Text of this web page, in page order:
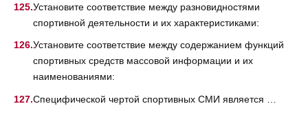
Установите соответствие между разновидностями
спортивной деятельности и их характеристиками:
Установите соответствие между содержанием функций
спортивных средств массовой информации и их
наименованиями:
Специфической чертой спортивных СМИ является …